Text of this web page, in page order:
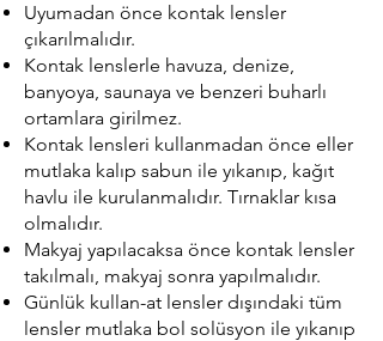
Uyumadan önce kontak lensler
çıkarılmalıdır.
Kontak lenslerle havuza, denize,
banyoya, saunaya ve benzeri buharlı
ortamlara girilmez.
Kontak lensleri kullanmadan önce eller
mutlaka kalıp sabun ile yıkanıp, kağıt
havlu ile kurulanmalıdır. Tırnaklar kısa
olmalıdır.
Makyaj yapılacaksa önce kontak lensler
takılmalı, makyaj sonra yapılmalıdır.
Günlük kullan-at lensler dışındaki tüm
lensler mutlaka bol solüsyon ile yıkanıp